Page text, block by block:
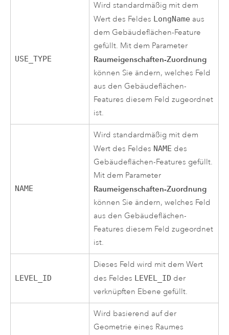
USE_TYPE
Wird standardmäßig mit dem
Wert des Feldes LongName aus
dem Gebäudeflächen-Feature
gefüllt. Mit dem Parameter
Raumeigenschaften-Zuordnung
können Sie ändern, welches Feld
aus den Gebäudeflächen-
Features diesem Feld zugeordnet
ist.
NAME
Wird standardmäßig mit dem
Wert des Feldes NAME des
Gebäudeflächen-Features gefüllt.
Mit dem Parameter
Raumeigenschaften-Zuordnung
können Sie ändern, welches Feld
aus den Gebäudeflächen-
Features diesem Feld zugeordnet
ist.
LEVEL_ID
Dieses Feld wird mit dem Wert
des Feldes LEVEL_ID der
verknüpften Ebene gefüllt.
Wird basierend auf der
Geometrie eines Raumes